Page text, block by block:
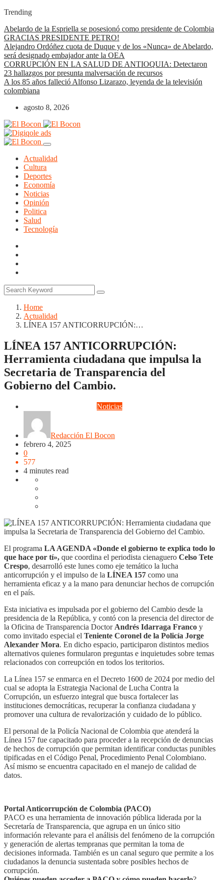
Trending
Abelardo de la Espriella se posesionó como presidente de Colombia
GRACIAS PRESIDENTE PETRO!
Alejandro Ordóñez cuota de Duque y de los «Nunca» de Abelardo,
será designado embajador ante la OEA
CORRUPCIÓN EN LA SALUD DE ANTIOQUIA: Detectaron
23 hallazgos por presunta malversación de recursos
A los 85 años falleció Alfonso Lizarazo, leyenda de la televisión
colombiana
agosto 8, 2026
Actualidad
Cultura
Deportes
Economía
Noticias
Opinión
Politica
Salud
Tecnología
Home
Actualidad
LÍNEA 157 ANTICORRUPCIÓN:…
LÍNEA 157 ANTICORRUPCIÓN:
Herramienta ciudadana que impulsa la
Secretaria de Transparencia del
Gobierno del Cambio.
Noticias
Redacción El Bocon
febrero 4, 2025
0
577
4 minutes read
El programa LA AGENDA «Donde el gobierno te explica todo lo
que hace por tí», que coordina el periodista cienaguero Celso Tete
Crespo, desarrolló este lunes como eje temático la lucha
anticorrupción y el impulso de la LÍNEA 157 como una
herramienta eficaz y a la mano para denunciar hechos de corrupción
en el país.
Esta iniciativa es impulsada por el gobierno del Cambio desde la
presidencia de la República, y contó con la presencia del director de
la Oficina de Transparencia Doctor Andrés Idarraga Franco y
como invitado especial el Teniente Coronel de la Policía Jorge
Alexander Mora. En dicho espacio, participaron distintos medios
alternativos quienes formularon preguntas e inquietudes sobre temas
relacionados con correupción en todos los teritorios.
La Línea 157 se enmarca en el Decreto 1600 de 2024 por medio del
cual se adopta la Estrategia Nacional de Lucha Contra la
Corrupción, un esfuerzo integral que busca fortalecer las
instituciones democráticas, recuperar la confianza ciudadana y
promover una cultura de revalorización y cuidado de lo público.
El personal de la Policía Nacional de Colombia que atenderá la
Línea 157 fue capacitado para proceder a la recepción de denuncias
de hechos de corrupción que permitan identificar conductas punibles
tipificadas en el Código Penal, Procedimiento Penal Colombiano.
Así mismo se encuentra capacitado en el manejo de calidad de
datos.
Portal Anticorrupción de Colombia (PACO)
PACO es una herramienta de innovación pública liderada por la
Secretaría de Transparencia, que agrupa en un único sitio
información relevante para el análisis del fenómeno de la corrupción
y generación de alertas tempranas que permitan la toma de
decisiones informada. También es un canal seguro que permite a los
ciudadanos la denuncia sustentada sobre posibles hechos de
corrupción.